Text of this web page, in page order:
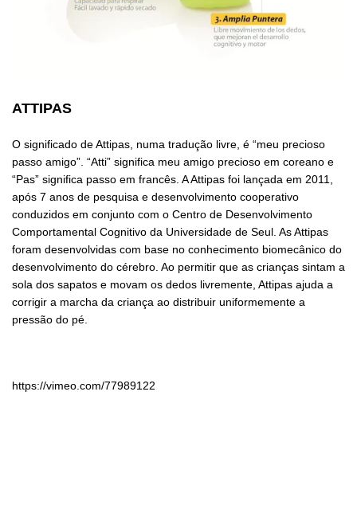
ATTIPAS
O significado de Attipas, numa tradução livre, é “meu precioso
passo amigo”. “Atti” significa meu amigo precioso em coreano e
“Pas” significa passo em francês. A Attipas foi lançada em 2011,
após 7 anos de pesquisa e desenvolvimento cooperativo
conduzidos em conjunto com o Centro de Desenvolvimento
Comportamental Cognitivo da Universidade de Seul. As Attipas
foram desenvolvidas com base no conhecimento biomecânico do
desenvolvimento do cérebro. Ao permitir que as crianças sintam a
sola dos sapatos e movam os dedos livremente, Attipas ajuda a
corrigir a marcha da criança ao distribuir uniformemente a
pressão do pé.
https://vimeo.com/77989122